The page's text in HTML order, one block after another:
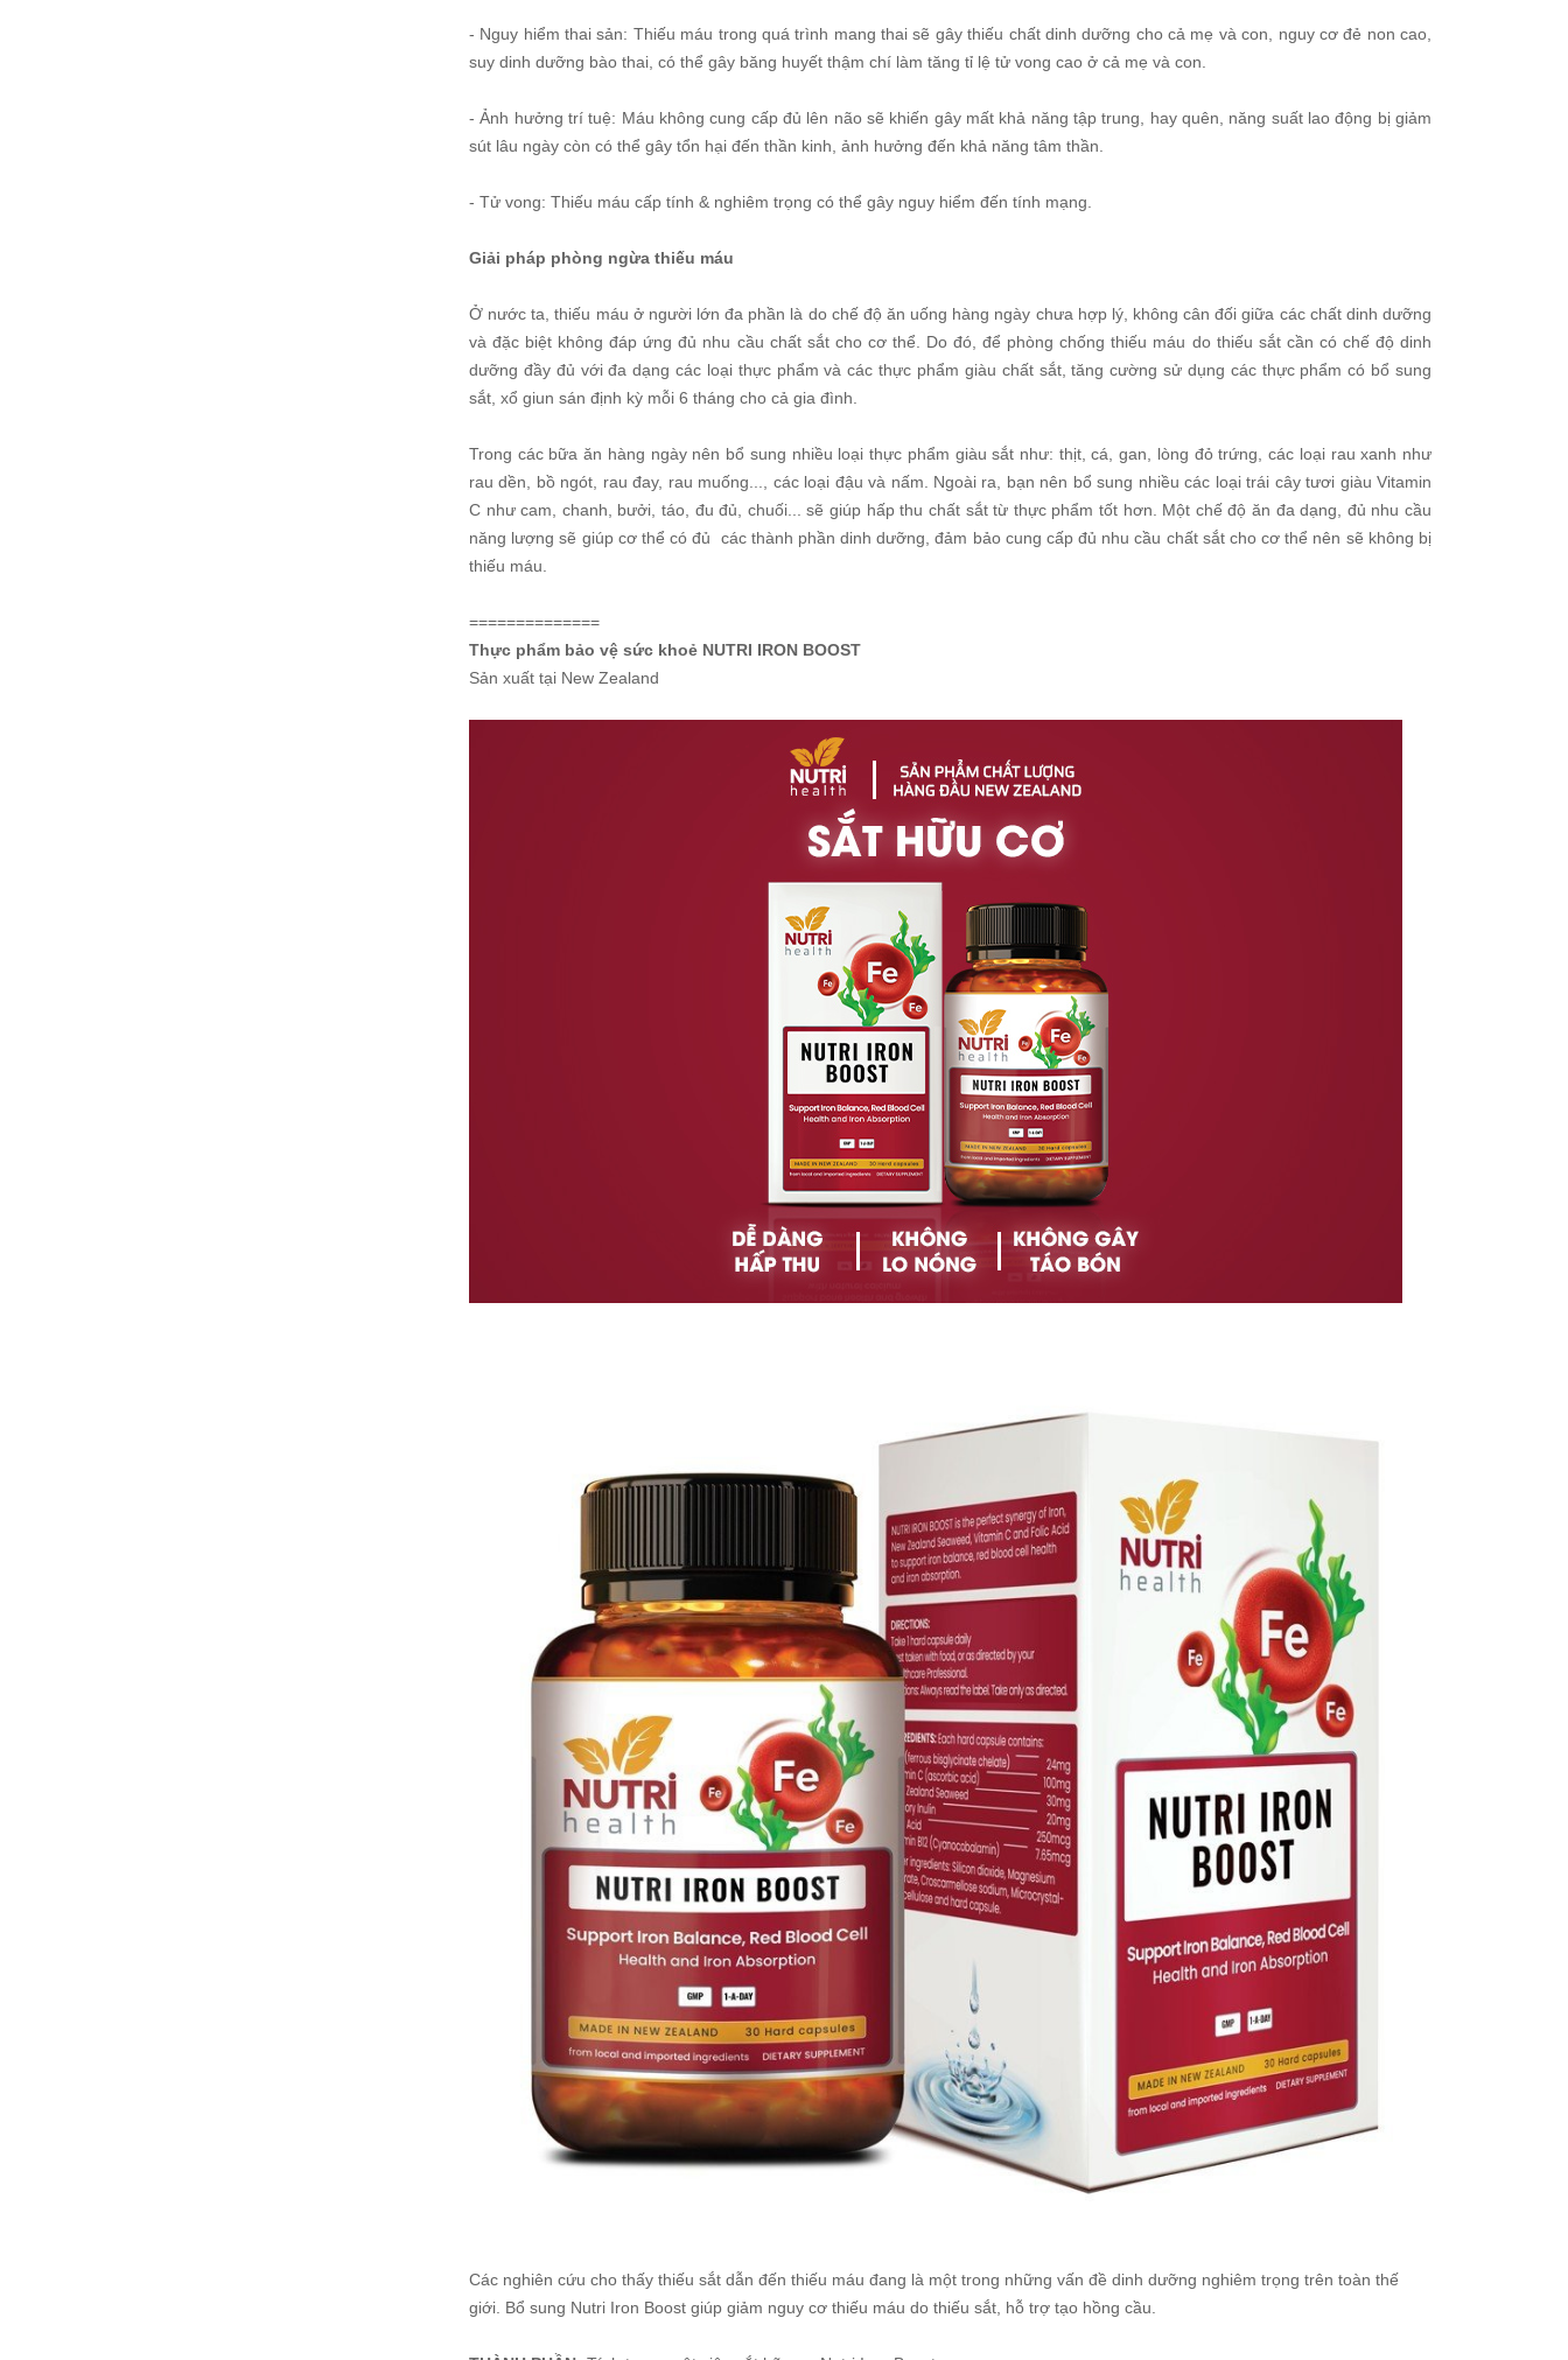
- Nguy hiểm thai sản: Thiếu máu trong quá trình mang thai sẽ gây thiếu chất dinh dưỡng cho cả mẹ và con, nguy cơ đẻ non cao,
suy dinh dưỡng bào thai, có thể gây băng huyết thậm chí làm tăng tỉ lệ tử vong cao ở cả mẹ và con.
- Ảnh hưởng trí tuệ: Máu không cung cấp đủ lên não sẽ khiến gây mất khả năng tập trung, hay quên, năng suất lao động bị giảm
sút lâu ngày còn có thể gây tổn hại đến thần kinh, ảnh hưởng đến khả năng tâm thần.
- Tử vong: Thiếu máu cấp tính & nghiêm trọng có thể gây nguy hiểm đến tính mạng.
Giải pháp phòng ngừa thiếu máu
Ở nước ta, thiếu máu ở người lớn đa phần là do chế độ ăn uống hàng ngày chưa hợp lý, không cân đối giữa các chất dinh dưỡng
và đặc biệt không đáp ứng đủ nhu cầu chất sắt cho cơ thể. Do đó, để phòng chống thiếu máu do thiếu sắt cần có chế độ dinh
dưỡng đầy đủ với đa dạng các loại thực phẩm và các thực phẩm giàu chất sắt, tăng cường sử dụng các thực phẩm có bổ sung
sắt, xổ giun sán định kỳ mỗi 6 tháng cho cả gia đình.
Trong các bữa ăn hàng ngày nên bổ sung nhiều loại thực phẩm giàu sắt như: thịt, cá, gan, lòng đỏ trứng, các loại rau xanh như
rau dền, bồ ngót, rau đay, rau muống..., các loại đậu và nấm. Ngoài ra, bạn nên bổ sung nhiều các loại trái cây tươi giàu Vitamin
C như cam, chanh, bưởi, táo, đu đủ, chuối... sẽ giúp hấp thu chất sắt từ thực phẩm tốt hơn. Một chế độ ăn đa dạng, đủ nhu cầu
năng lượng sẽ giúp cơ thể có đủ các thành phần dinh dưỡng, đảm bảo cung cấp đủ nhu cầu chất sắt cho cơ thể nên sẽ không bị
thiếu máu.
==============
Thực phẩm bảo vệ sức khoẻ NUTRI IRON BOOST
Sản xuất tại New Zealand
Các nghiên cứu cho thấy thiếu sắt dẫn đến thiếu máu đang là một trong những vấn đề dinh dưỡng nghiêm trọng trên toàn thế
giới. Bổ sung Nutri Iron Boost giúp giảm nguy cơ thiếu máu do thiếu sắt, hỗ trợ tạo hồng cầu.